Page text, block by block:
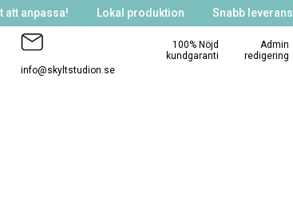
att anpassa! Lokal produktion Snabb leverans
info@skyltstudion.se
100% Nöjd
kundgaranti
Admin
redigering